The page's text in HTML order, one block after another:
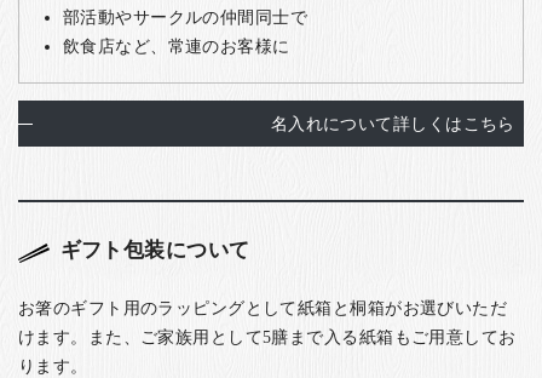
部活動やサークルの仲間同士で
飲食店など、常連のお客様に
名入れについて詳しくはこちら
ギフト包装について
お箸のギフト用のラッピングとして紙箱と桐箱がお選びいただ
けます。また、ご家族用として5膳まで入る紙箱もご用意してお
ります。